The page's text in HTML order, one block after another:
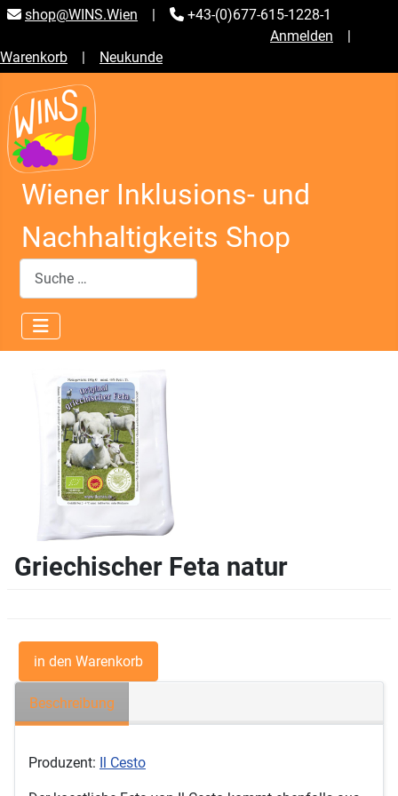
shop@WINS.Wien |
+43-(0)677-615-1228-1
Anmelden |
Warenkorb | Neukunde
Wiener Inklusions- und
Nachhaltigkeits Shop
Suchen
Griechischer Feta natur
Beschreibung
Produzent: Il Cesto